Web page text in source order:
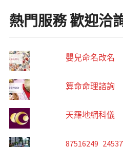
熱門服務 歡迎洽
嬰兒命名改名
算命命理諮詢
天羅地網科儀